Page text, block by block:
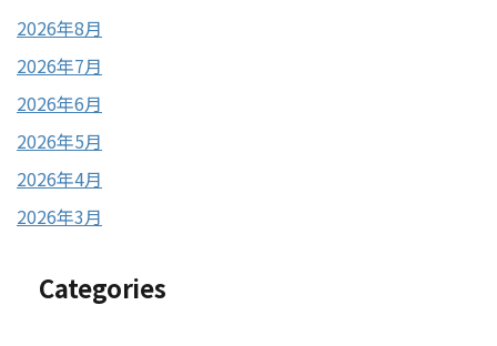
2026年8月
2026年7月
2026年6月
2026年5月
2026年4月
2026年3月
Categories